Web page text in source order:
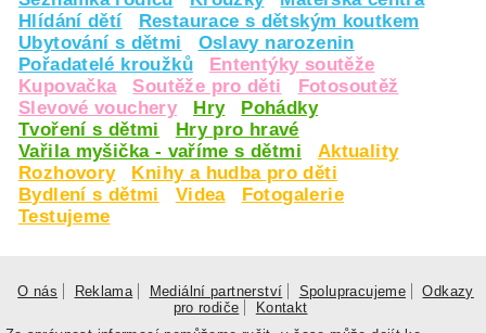
Hlídání dětí
Restaurace s dětským koutkem
Ubytování s dětmi
Oslavy narozenin
Pořadatelé kroužků
Ententýky soutěže
Kupovačka
Soutěže pro děti
Fotosoutěž
Slevové vouchery
Hry
Pohádky
Tvoření s dětmi
Hry pro hravé
Vařila myšička - vaříme s dětmi
Aktuality
Rozhovory
Knihy a hudba pro děti
Bydlení s dětmi
Videa
Fotogalerie
Testujeme
O nás Reklama Mediální partnerství Spolupracujeme
Odkazy
pro rodiče
Kontakt